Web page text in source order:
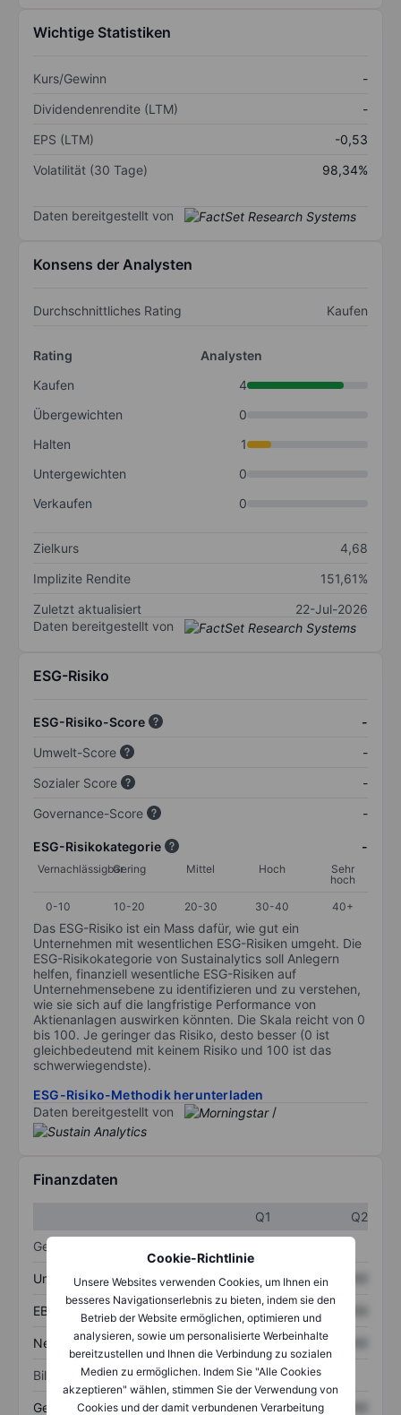
Cookie-Richtlinie
Unsere Websites verwenden Cookies, um Ihnen ein
besseres Navigationserlebnis zu bieten, indem sie den
Betrieb der Website ermöglichen, optimieren und
analysieren, sowie um personalisierte Werbeinhalte
bereitzustellen und Ihnen die Verbindung zu sozialen
Medien zu ermöglichen. Indem Sie "Alle Cookies
akzeptieren" wählen, stimmen Sie der Verwendung von
Cookies und der damit verbundenen Verarbeitung
Wichtige Statistiken
Kurs/Gewinn
-
Dividendenrendite (LTM)
-
EPS (LTM)
-0,53
Volatilität (30 Tage)
98,34%
Daten bereitgestellt von
Konsens der Analysten
Durchschnittliches Rating Kaufen
Rating
Analysten
Kaufen
4
Übergewichten
0
Halten
1
Untergewichten
0
Verkaufen
0
Zielkurs
4,68
Implizite Rendite
151,61%
Zuletzt aktualisiert
22-Jul-2026
Daten bereitgestellt von
ESG-Risiko
ESG-Risiko-Score
-
Umwelt-Score
-
Sozialer Score
-
Governance-Score
-
ESG-Risikokategorie -
VernachlässigbarGering Mittel Hoch
Sehr
hoch
0-10
10-20 20-30 30-40 40+
Das ESG-Risiko ist ein Mass dafür, wie gut ein
Unternehmen mit wesentlichen ESG-Risiken umgeht. Die
ESG-Risikokategorie von Sustainalytics soll Anlegern
helfen, finanziell wesentliche ESG-Risiken auf
Unternehmensebene zu identifizieren und zu verstehen,
wie sie sich auf die langfristige Performance von
Aktienanlagen auswirken könnten. Die Skala reicht von 0
bis 100. Je geringer das Risiko, desto besser (0 ist
gleichbedeutend mit keinem Risiko und 100 ist das
schwerwiegendste).
ESG-Risiko-Methodik herunterladen
Daten bereitgestellt von
/
Finanzdaten
Q1
Q2
Gewinn- und Verlustrechnung
Umsatz XXXXXXX XXXXXXX
EBITDA XXXXXXX XXXXXXX
Nettoeinkommen XXXXXXX XXXXXXX
Bilanz
Gesamtvermögen XXXXXXX XXXXXXX